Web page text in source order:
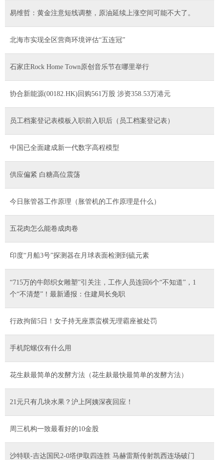
易维哲：黄金注意短线调整，原油延续上涨空间可能不大了。
北海市实现全区营商环境评估“五连冠”
石家庄Rock Home Town原创音乐节在哪里举行
协合新能源(00182.HK)回购561万股 涉资358.53万港元
员工档案登记表模板入职前入职后（员工档案登记表）
中国已全面建成新一代数字高程模型
供应偏紧 白糖高位震荡
今日胀管器工作原理（胀管机的工作原理是什么）
五花肉怎么能卷成肉卷
印度“月船3号”探测器在月球表面检测到硫元素
“715万的牛郎织女雕塑”引关注，工作人员连回6个“不知道”，1
个“不清楚”！最新通报：住建局长免职
行政拘留5日！女子持无座票蛮横无理霸座被处罚
手机陀螺仪有什么用
花生麸最简单的发酵方法（花生麸最快最简单的发酵方法）
21元只有几块水果？沪上阿姨深夜回应！
周三机构一致最看好的10金股
沙特联-吉达国民2-0塔伊取四连胜 马赫雷斯传射凯西连场破门